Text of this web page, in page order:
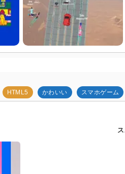
HTML5 かわいい スマホゲーム